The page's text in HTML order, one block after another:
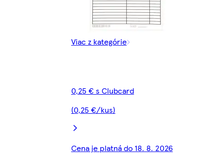
Viac z kategórie
0,25 € s Clubcard
(0,25 €/kus)
Cena je platná do 18. 8. 2026